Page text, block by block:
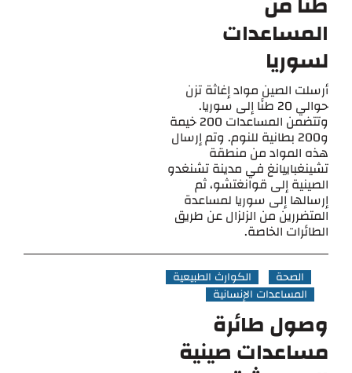
المساعدات
لسوريا
أرسلت الصين مواد إغاثة تزن
حوالي 20 طنًا إلى سوريا.
وتتضمن المساعدات 200 خيمة
و200 بطانية للنوم. وتم إرسال
هذه المواد من منطقة
تشينغباييانغ في مدينة تشنغدو
الصينية إلى قوانغتشو، ثم
إرسالها إلى سوريا لمساعدة
المتضررين من الزلزال عن طريق
الطائرات الخاصة.
الصحة
الكوارث الطبيعية
المساعدات الإنسانية
وصول طائرة
مساعدات صينية